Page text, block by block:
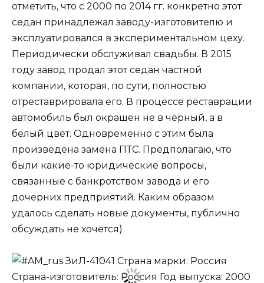
отметить, что с 2000 по 2014 гг. конкретно этот
седан принадлежал заводу-изготовителю и
эксплуатировался в экспериментальном цеху.
Периодически обслуживал свадьбы. В 2015
году завод продал этот седан частной
компании, которая, по сути, полностью
отреставрировала его. В процессе реставрации
автомобиль был окрашен не в чёрный, а в
белый цвет. Одновременно с этим была
произведена замена ПТС. Предполагаю, что
были какие-то юридические вопросы,
связанные с банкротством завода и его
дочерних предприятий. Каким образом
удалось сделать новые документы, публично
обсуждать не хочется)